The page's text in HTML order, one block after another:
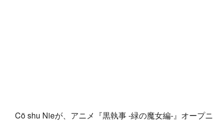
Cö shu Nieが、アニメ『黒執事 -緑の魔女編-』オープニ